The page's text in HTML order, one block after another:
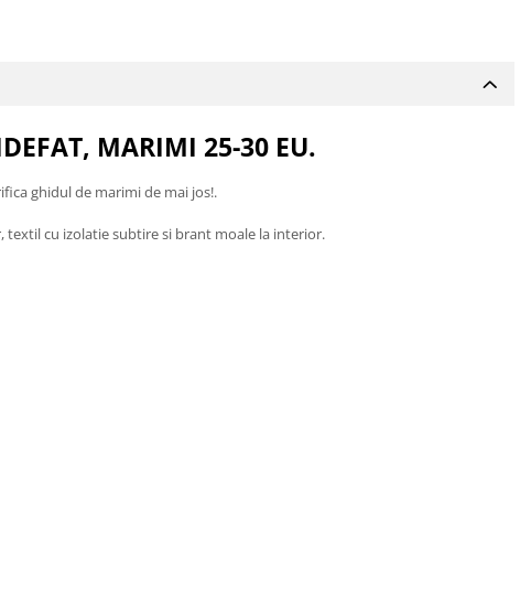
MARIMI 25-30 EU.
ghidul de marimi de mai jos!.
cu izolatie subtire si brant moale la interior.